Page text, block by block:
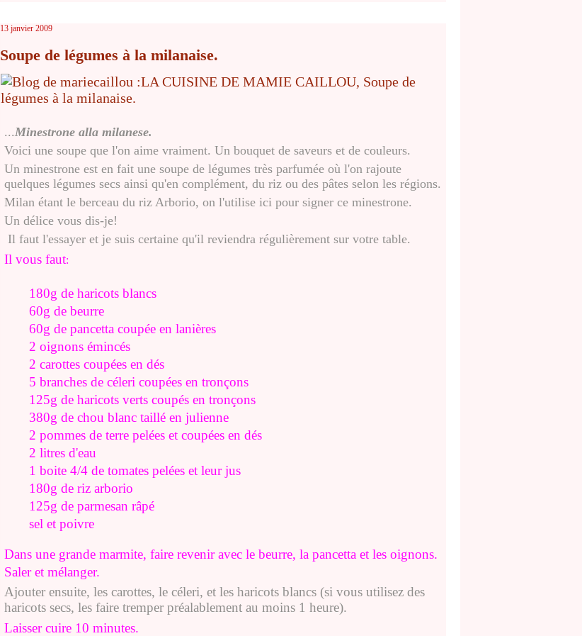
13 janvier 2009
Soupe de légumes à la milanaise.
...Minestrone alla milanese.
Voici une soupe que l'on aime vraiment. Un bouquet de saveurs et de couleurs.
Un minestrone est en fait une soupe de légumes très parfumée où l'on rajoute
quelques légumes secs ainsi qu'en complément, du riz ou des pâtes selon les régions.
Milan étant le berceau du riz Arborio, on l'utilise ici pour signer ce minestrone.
Un délice vous dis-je!
Il faut l'essayer et je suis certaine qu'il reviendra régulièrement sur votre table.
Il vous faut:
180g de haricots blancs
60g de beurre
60g de pancetta coupée en lanières
2 oignons émincés
2 carottes coupées en dés
5 branches de céleri coupées en tronçons
125g de haricots verts coupés en tronçons
380g de chou blanc taillé en julienne
2 pommes de terre pelées et coupées en dés
2 litres d'eau
1 boite 4/4 de tomates pelées et leur jus
180g de riz arborio
125g de parmesan râpé
sel et poivre
Dans une grande marmite, faire revenir avec le beurre, la pancetta et les oignons.
Saler et mélanger.
Ajouter ensuite, les carottes, le céleri, et les haricots blancs (si vous utilisez des
haricots secs, les faire tremper préalablement au moins 1 heure).
Laisser cuire 10 minutes.